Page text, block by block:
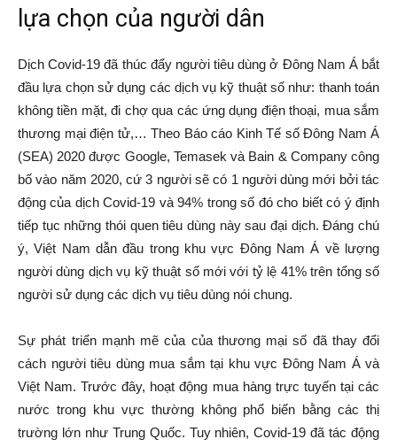
lựa chọn của người dân
Dịch Covid-19 đã thúc đẩy người tiêu dùng ở Đông Nam Á bắt
đầu lựa chọn sử dụng các dịch vụ kỹ thuật số như: thanh toán
không tiền mặt, đi chợ qua các ứng dụng điện thoại, mua sắm
thương mại điện tử,… Theo Báo cáo Kinh Tế số Đông Nam Á
(SEA) 2020 được Google, Temasek và Bain & Company công
bố vào năm 2020, cứ 3 người sẽ có 1 người dùng mới bởi tác
động của dịch Covid-19 và 94% trong số đó cho biết có ý định
tiếp tục những thói quen tiêu dùng này sau đại dịch. Đáng chú
ý, Việt Nam dẫn đầu trong khu vực Đông Nam Á về lượng
người dùng dịch vụ kỹ thuật số mới với tỷ lệ 41% trên tổng số
người sử dụng các dịch vụ tiêu dùng nói chung.
Sự phát triển mạnh mẽ của của thương mại số đã thay đổi
cách người tiêu dùng mua sắm tại khu vực Đông Nam Á và
Việt Nam. Trước đây, hoạt động mua hàng trực tuyến tại các
nước trong khu vực thường không phổ biến bằng các thị
trường lớn như Trung Quốc. Tuy nhiên, Covid-19 đã tác động